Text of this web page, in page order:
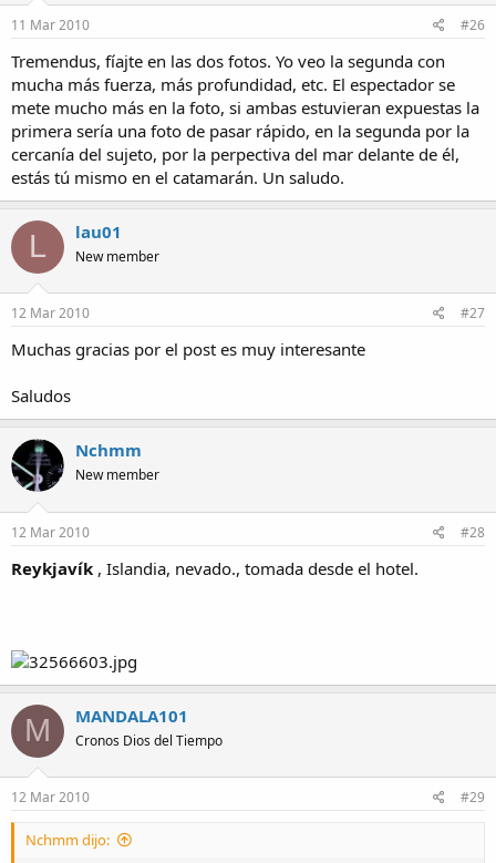
11 Mar 2010 #26
Tremendus, fíajte en las dos fotos. Yo veo la segunda con
mucha más fuerza, más profundidad, etc. El espectador se
mete mucho más en la foto, si ambas estuvieran expuestas la
primera sería una foto de pasar rápido, en la segunda por la
cercanía del sujeto, por la perpectiva del mar delante de él,
estás tú mismo en el catamarán. Un saludo.
L lau01
New member
12 Mar 2010 #27
Muchas gracias por el post es muy interesante
Saludos
Nchmm
New member
12 Mar 2010 #28
Reykjavík , Islandia, nevado., tomada desde el hotel.
M MANDALA101
Cronos Dios del Tiempo
12 Mar 2010 #29
Nchmm dijo: